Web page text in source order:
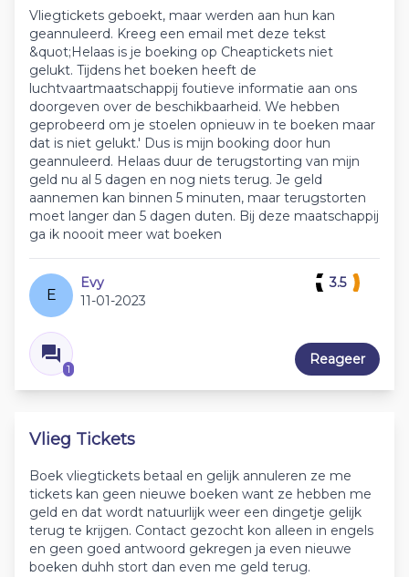
Vliegtickets geboekt, maar werden aan hun kan
geannuleerd. Kreeg een email met deze tekst
&quot;Helaas is je boeking op Cheaptickets niet
gelukt. Tijdens het boeken heeft de
luchtvaartmaatschappij foutieve informatie aan ons
doorgeven over de beschikbaarheid. We hebben
geprobeerd om je stoelen opnieuw in te boeken maar
dat is niet gelukt.' Dus is mijn booking door hun
geannuleerd. Helaas duur de terugstorting van mijn
geld nu al 5 dagen en nog niets terug. Je geld
aannemen kan binnen 5 minuten, maar terugstorten
moet langer dan 5 dagen duten. Bij deze maatschappij
ga ik noooit meer wat boeken
E
Evy
11-01-2023
1
3.5
Reageer
Vlieg Tickets
Boek vliegtickets betaal en gelijk annuleren ze me
tickets kan geen nieuwe boeken want ze hebben me
geld en dat wordt natuurlijk weer een dingetje gelijk
terug te krijgen. Contact gezocht kon alleen in engels
en geen goed antwoord gekregen ja even nieuwe
boeken duhh stort dan even me geld terug.